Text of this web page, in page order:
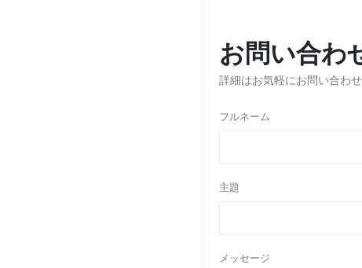
お問い合わ
詳細はお気軽にお問い合わ
フルネーム
主題
メッセージ